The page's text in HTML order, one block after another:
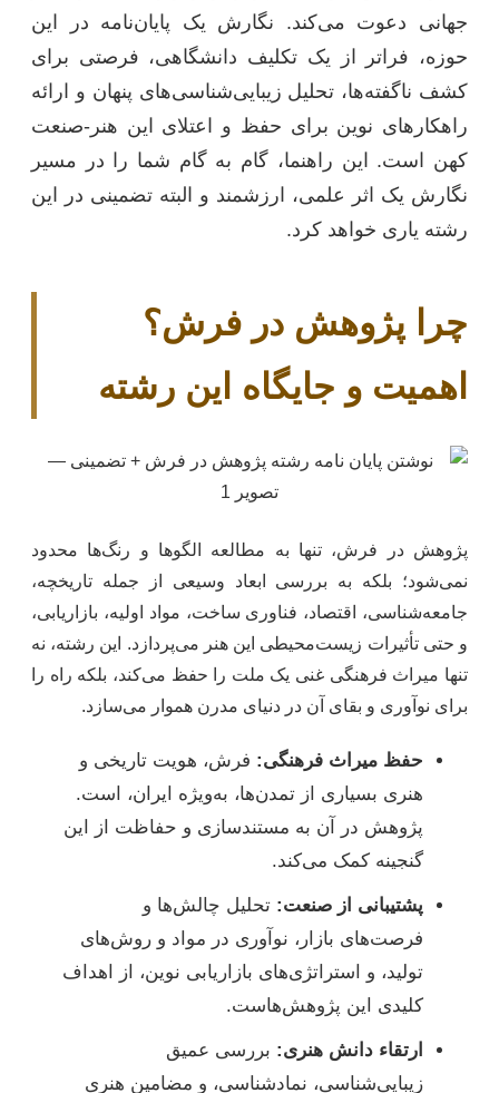
جهانی دعوت می‌کند. نگارش یک پایان‌نامه در این
حوزه، فراتر از یک تکلیف دانشگاهی، فرصتی برای
کشف ناگفته‌ها، تحلیل زیبایی‌شناسی‌های پنهان و ارائه
راهکارهای نوین برای حفظ و اعتلای این هنر-صنعت
کهن است. این راهنما، گام به گام شما را در مسیر
نگارش یک اثر علمی، ارزشمند و البته تضمینی در این
رشته یاری خواهد کرد.
چرا پژوهش در فرش؟
اهمیت و جایگاه این رشته
پژوهش در فرش، تنها به مطالعه الگوها و رنگ‌ها محدود
نمی‌شود؛ بلکه به بررسی ابعاد وسیعی از جمله تاریخچه،
جامعه‌شناسی، اقتصاد، فناوری ساخت، مواد اولیه، بازاریابی،
و حتی تأثیرات زیست‌محیطی این هنر می‌پردازد. این رشته، نه
تنها میراث فرهنگی غنی یک ملت را حفظ می‌کند، بلکه راه را
برای نوآوری و بقای آن در دنیای مدرن هموار می‌سازد.
حفظ میراث فرهنگی: فرش، هویت تاریخی و
هنری بسیاری از تمدن‌ها، به‌ویژه ایران، است.
پژوهش در آن به مستندسازی و حفاظت از این
گنجینه کمک می‌کند.
پشتیبانی از صنعت: تحلیل چالش‌ها و
فرصت‌های بازار، نوآوری در مواد و روش‌های
تولید، و استراتژی‌های بازاریابی نوین، از اهداف
کلیدی این پژوهش‌هاست.
ارتقاء دانش هنری: بررسی عمیق
زیبایی‌شناسی، نمادشناسی، و مضامین هنری